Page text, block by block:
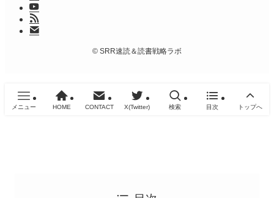
© SRR速読＆読書戦略ラボ
メニュー HOME CONTACT X(Twitter) 検索 目次 トップへ